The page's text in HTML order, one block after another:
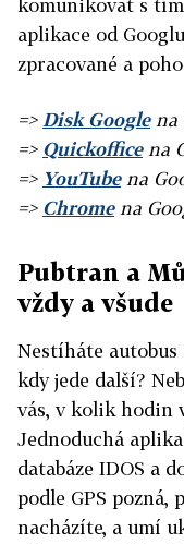
komunikovat s
aplikace od
zpracované a
=> Disk Googlena
=> Quickofficena
=> YouTubena
=> Chromena
Pubtran a
vždy a všude
Nestíháte
kdy jede další?
vás, v kolik hodin
Jednoduchá
databáze IDOS a
podle GPS pozná,
nacházíte, a umí